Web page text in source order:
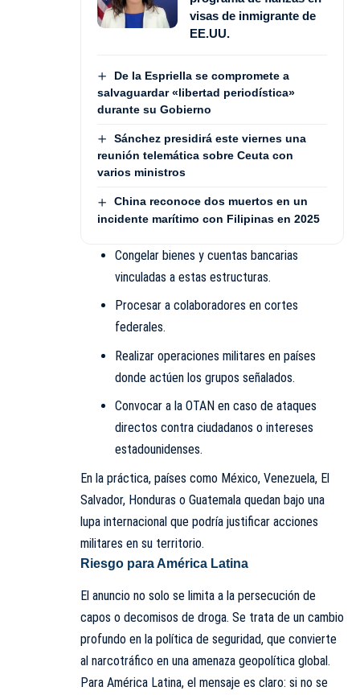
visas de inmigrante de
EE.UU.
De la Espriella se compromete a
salvaguardar «libertad periodística»
durante su Gobierno
Sánchez presidirá este viernes una
reunión telemática sobre Ceuta con
varios ministros
China reconoce dos muertos en un
incidente marítimo con Filipinas en 2025
Congelar bienes y cuentas bancarias
vinculadas a estas estructuras.
Procesar a colaboradores en cortes
federales.
Realizar operaciones militares en países
donde actúen los grupos señalados.
Convocar a la OTAN en caso de ataques
directos contra ciudadanos o intereses
estadounidenses.
En la práctica, países como México, Venezuela, El
Salvador, Honduras o Guatemala quedan bajo una
lupa internacional que podría justificar acciones
militares en su territorio.
Riesgo para América Latina
El anuncio no solo se limita a la persecución de
capos o decomisos de droga. Se trata de un cambio
profundo en la política de seguridad, que convierte
al narcotráfico en una amenaza geopolítica global.
Para América Latina, el mensaje es claro: si no se